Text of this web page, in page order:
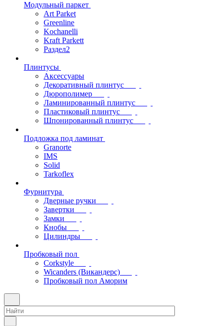
Модульный паркет
Art Parket
Greenline
Kochanelli
Kraft Parkett
Раздел2
Плинтусы
Аксессуары
Декоративный плинтус
Дюрополимер
Ламинированный плинтус
Пластиковый плинтус
Шпонированный плинтус
Подложка под ламинат
Granorte
IMS
Solid
Tarkoflex
Фурнитура
Дверные ручки
Завертки
Замки
Кнобы
Цилиндры
Пробковый пол
Corkstyle
Wicanders (Викандерс)
Пробковый пол Аморим